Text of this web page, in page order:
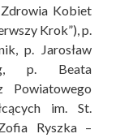
Zdrowia Kobiet
Krok”), p.
p. Jarosław
p. Beata
Powiatowego
im. St.
Ryszka –